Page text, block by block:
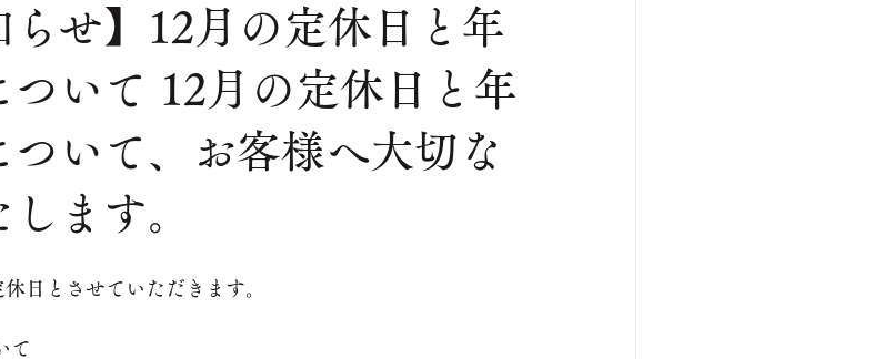
らせ】12月の定休日と年
いて 12月の定休日と年
いて、お客様へ大切な
ます。
日とさせていただきます。
て